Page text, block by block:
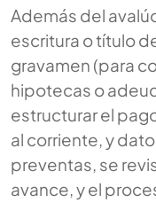
Además del
escritura o título
gravamen (para
hipotecas o
estructurar el
al corriente, y
preventas, se
avance, y el